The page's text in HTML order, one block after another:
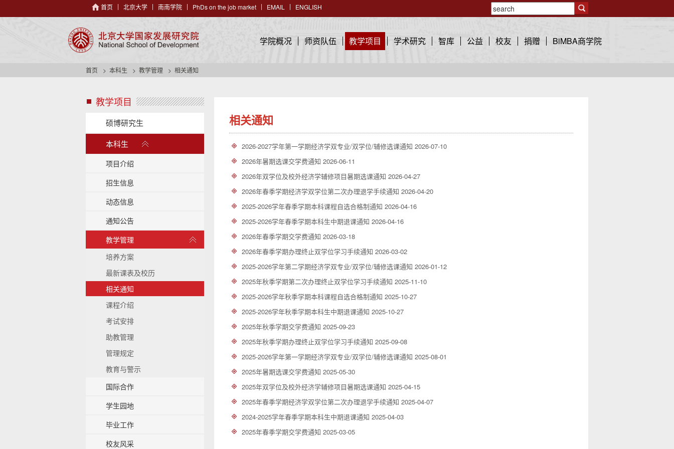
首页 北京大学 南南学院 PhDs on the job market EMAIL ENGLISH
学院概况 师资队伍 教学项目 学术研究 智库 公益 校友 捐赠 BiMBA商学院
首页 本科生 教学管理 相关通知
教学项目 s
d
e
a
b
g
r
硕博研究生
本科生
开
项目介绍
招生信息
动态信息
通知公告
教学管理
展
起
培养方案
最新课表及校历
相关通知
课程介绍
考试安排
助教管理
管理规定
教育与警示
国际合作
学生园地
毕业工作
校友风采
相关通知
2026-2027学年第一学期经济学双专业/双学位/辅修选课通知 2026-07-10
2026年暑期选课交学费通知 2026-06-11
2026年双学位及校外经济学辅修项目暑期选课通知 2026-04-27
2026年春季学期经济学双学位第二次办理退学手续通知 2026-04-20
2025-2026学年春季学期本科课程自选合格制通知 2026-04-16
2025-2026学年春季学期本科生中期退课通知 2026-04-16
2026年春季学期交学费通知 2026-03-18
2026年春季学期办理终止双学位学习手续通知 2026-03-02
2025-2026学年第二学期经济学双专业/双学位/辅修选课通知 2026-01-12
2025年秋季学期第二次办理终止双学位学习手续通知 2025-11-10
2025-2026学年秋季学期本科课程自选合格制通知 2025-10-27
2025-2026学年秋季学期本科生中期退课通知 2025-10-27
2025年秋季学期交学费通知 2025-09-23
2025年秋季学期办理终止双学位学习手续通知 2025-09-08
2025-2026学年第一学期经济学双专业/双学位/辅修选课通知 2025-08-01
2025年暑期选课交学费通知 2025-05-30
2025年双学位及校外经济学辅修项目暑期选课通知 2025-04-15
2025年春季学期经济学双学位第二次办理退学手续通知 2025-04-07
2024-2025学年春季学期本科生中期退课通知 2025-04-03
2025年春季学期交学费通知 2025-03-05